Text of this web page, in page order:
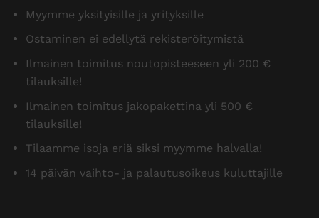
Myymme yksityisille ja yrityksille
Ostaminen ei edellytä rekisteröitymistä
Ilmainen toimitus noutopisteeseen yli 200 €
tilauksille!
Ilmainen toimitus jakopakettina yli 500 €
tilauksille!
Tilaamme isoja eriä siksi myymme halvalla!
14 päivän vaihto- ja palautusoikeus kuluttajille